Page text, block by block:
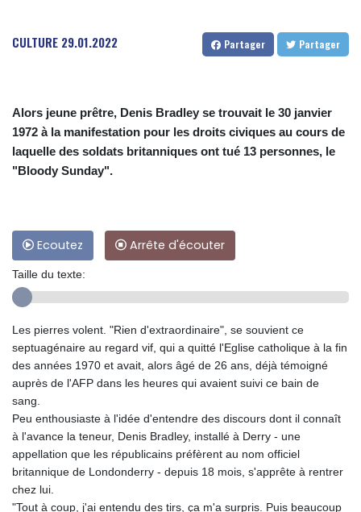
CULTURE 29.01.2022 Partager Partager
Alors jeune prêtre, Denis Bradley se trouvait le 30 janvier
1972 à la manifestation pour les droits civiques au cours de
laquelle des soldats britanniques ont tué 13 personnes, le
"Bloody Sunday".
Ecoutez Arrête d'écouter
Taille du texte:
Les pierres volent. "Rien d'extraordinaire", se souvient ce
septuagénaire au regard vif, qui a quitté l'Eglise catholique à la fin
des années 1970 et avait, alors âgé de 26 ans, déjà témoigné
auprès de l'AFP dans les heures qui avaient suivi ce bain de
sang.
Peu enthousiaste à l'idée d'entendre des discours dont il connaît
à l'avance la teneur, Denis Bradley, installé à Derry - une
appellation que les républicains préfèrent au nom officiel
britannique de Londonderry - depuis 18 mois, s'apprête à rentrer
chez lui.
"Tout à coup, j'ai entendu des tirs, ça m'a surpris. Puis beaucoup